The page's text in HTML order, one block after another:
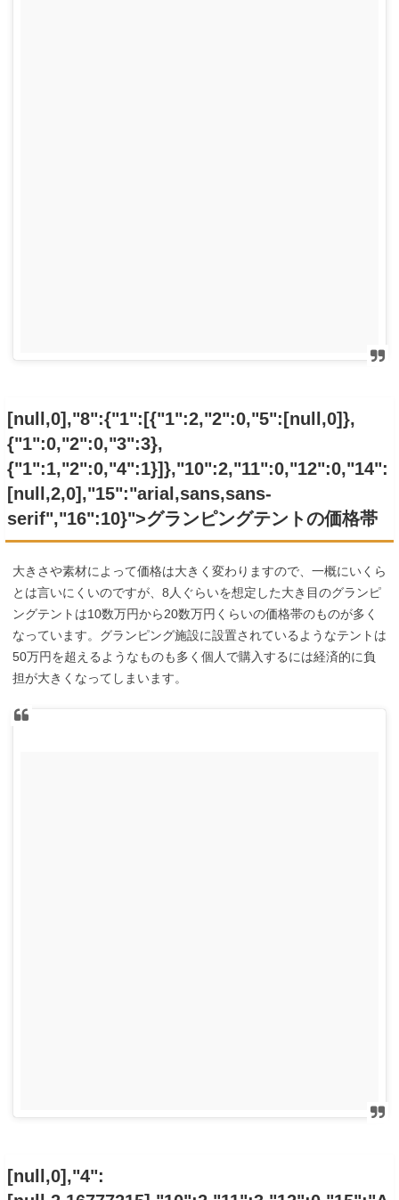
[null,0],"8":{"1":[{"1":2,"2":0,"5":[null,0]},
{"1":0,"2":0,"3":3},
{"1":1,"2":0,"4":1}]},"10":2,"11":0,"12":0,"14":
[null,2,0],"15":"arial,sans,sans-
serif","16":10}">グランピングテントの価格帯
大きさや素材によって価格は大きく変わりますので、一概にいくら
とは言いにくいのですが、8人ぐらいを想定した大き目のグランピ
ングテントは10数万円から20数万円くらいの価格帯のものが多く
なっています。グランピング施設に設置されているようなテントは
50万円を超えるようなものも多く個人で購入するには経済的に負
担が大きくなってしまいます。
[null,0],"4":